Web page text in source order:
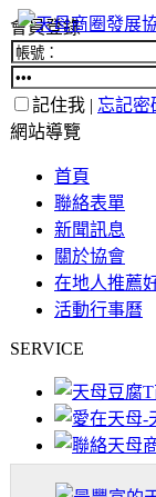
會員登錄
記住我 | 忘記密
網站導覽
首頁
聯絡表單
新聞訊息
關於協會
在地人推薦
活動行事曆
SERVICE